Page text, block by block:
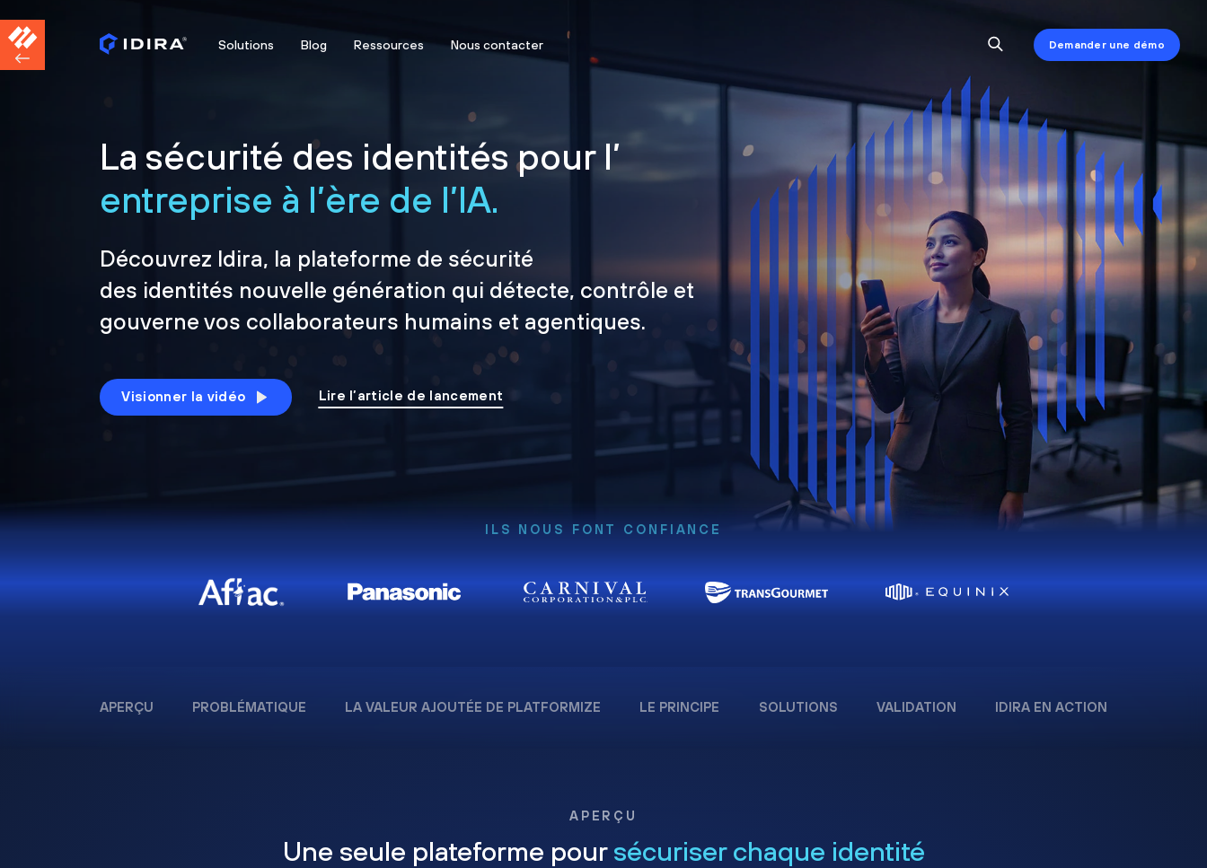
Solutions Blog Ressources Nous contacter Demander une démo
La sécurité des identités pour l’
entreprise à l’ère de l’IA.
Découvrez Idira, la plateforme de sécurité
des identités nouvelle génération qui détecte, contrôle et
gouverne vos collaborateurs humains et agentiques.
Visionner la vidéo Lire l’article de lancement
ILS NOUS FONT CONFIANCE
APERÇU PROBLÉMATIQUE LA VALEUR AJOUTÉE DE PLATFORMIZE LE PRINCIPE SOLUTIONS VALIDATION IDIRA EN ACTION
APERÇU
Une seule plateforme pour sécuriser chaque identité